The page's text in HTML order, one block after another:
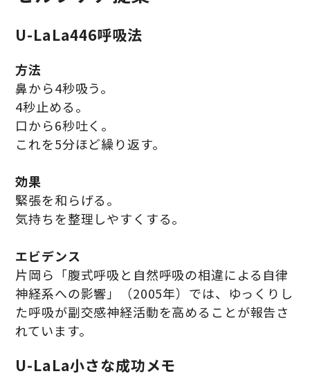
U-LaLa446呼吸法
方法
鼻から4秒吸う。
4秒止める。
口から6秒吐く。
これを5分ほど繰り返す。
効果
緊張を和らげる。
気持ちを整理しやすくする。
エビデンス
片岡ら「腹式呼吸と自然呼吸の相違による自律
神経系への影響」（2005年）では、ゆっくりし
た呼吸が副交感神経活動を高めることが報告さ
れています。
U-LaLa小さな成功メモ